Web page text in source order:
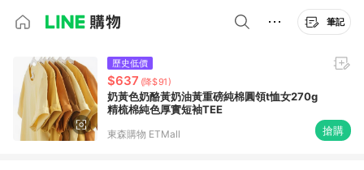
筆記
歷史低價
$637 (降$91)
奶黃色奶酪黃奶油黃重磅純棉圓領t恤女270g
精梳棉純色厚實短袖TEE
東森購物 ETMall 搶購